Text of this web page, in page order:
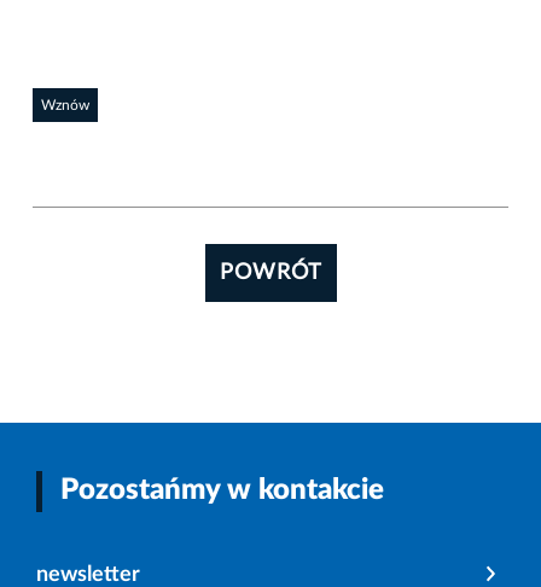
Wznów
POWRÓT
Pozostańmy w kontakcie
newsletter